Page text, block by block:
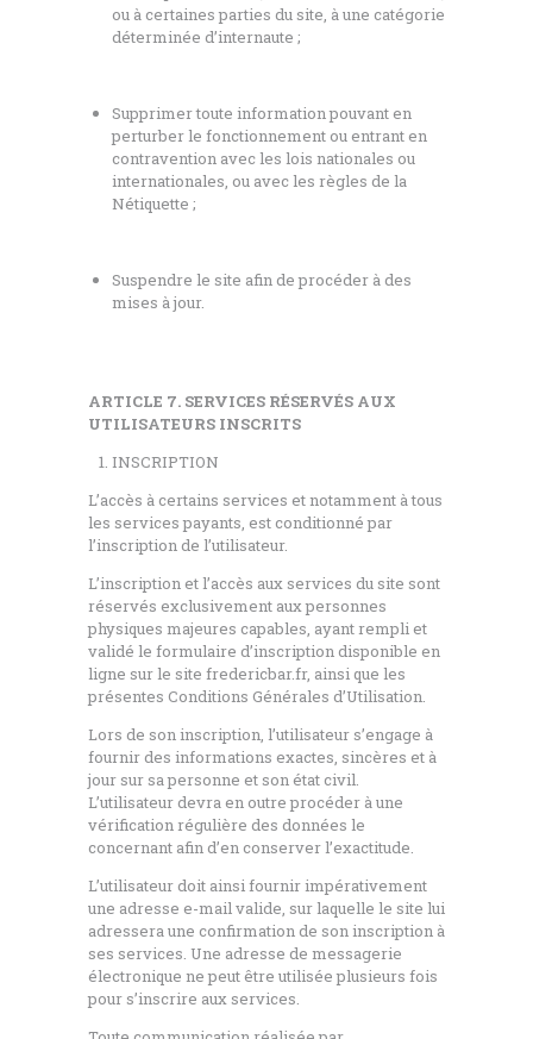
ou à certaines parties du site, à une catégorie
déterminée d’internaute ;
Supprimer toute information pouvant en
perturber le fonctionnement ou entrant en
contravention avec les lois nationales ou
internationales, ou avec les règles de la
Nétiquette ;
Suspendre le site afin de procéder à des
mises à jour.
ARTICLE 7. SERVICES RÉSERVÉS AUX
UTILISATEURS INSCRITS
INSCRIPTION
L’accès à certains services et notamment à tous
les services payants, est conditionné par
l’inscription de l’utilisateur.
L’inscription et l’accès aux services du site sont
réservés exclusivement aux personnes
physiques majeures capables, ayant rempli et
validé le formulaire d’inscription disponible en
ligne sur le site fredericbar.fr, ainsi que les
présentes Conditions Générales d’Utilisation.
Lors de son inscription, l’utilisateur s’engage à
fournir des informations exactes, sincères et à
jour sur sa personne et son état civil.
L’utilisateur devra en outre procéder à une
vérification régulière des données le
concernant afin d’en conserver l’exactitude.
L’utilisateur doit ainsi fournir impérativement
une adresse e-mail valide, sur laquelle le site lui
adressera une confirmation de son inscription à
ses services. Une adresse de messagerie
électronique ne peut être utilisée plusieurs fois
pour s’inscrire aux services.